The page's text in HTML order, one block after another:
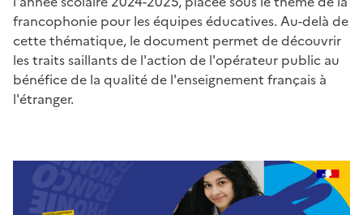
francophonie pour les équipes éducatives. Au-delà de
cette thématique, le document permet de découvrir
les traits saillants de l'action de l'opérateur public au
bénéfice de la qualité de l'enseignement français à
l'étranger.